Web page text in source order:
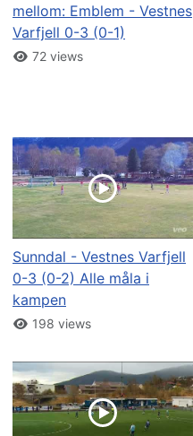
mellom: Emblem - Vestnes
Varfjell 0-3 (0-1)
72 views
Sunndal - Vestnes Varfjell
0-3 (0-2) Alle måla i
kampen
198 views